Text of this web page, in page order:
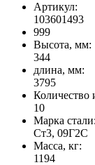
Артикул:
103601493
999
Высота, мм:
344
длина, мм:
3795
Количество
10
Марка стали:
Ст3, 09Г2С
Масса, кг:
1194